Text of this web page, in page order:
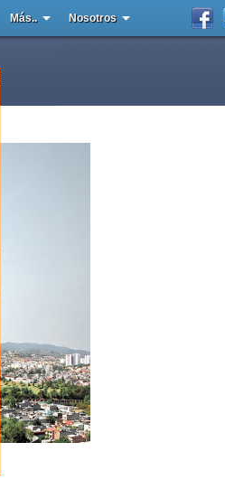
Más.. Nosotros